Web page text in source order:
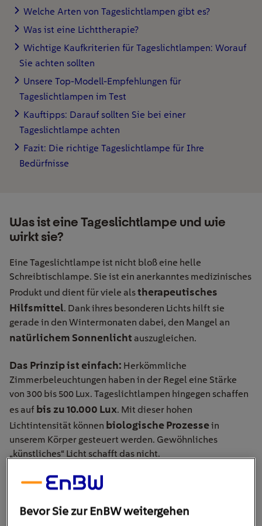
Welche Arten von Tageslichtlampen gibt es?
Was ist eine Lichttherapie?
Wichtige Kaufkriterien für Tageslichtlampen: Worauf
Sie achten sollten
Unsere Top-Modell-Empfehlungen für
Tageslichtlampen im Test
Kauftipps: Darauf sollten Sie bei einer
Tageslichtlampe achten
Fazit: Die richtige Tageslichtlampe für Ihre
Bedürfnisse
Was ist eine Tageslichtlampe und wie
wirkt sie?
Eine Tageslichtlampe ist nicht bloß eine helle
Schreibtischlampe. Sie ist ein anerkanntes medizinisches
Produkt und dient für viele alstherapeutisches
Hilfsmittel. Dank ihres besonderen Lichts hilft sie
gerade in den Wintermonaten dabei, den Mangel an
natürlichem Sonnenlicht auszugleichen.
Das Prinzip ist einfach: Herkömmliche
Zimmerbeleuchtungen haben in der Regel eine Stärke
von 300 bis 500 Lux. Tageslichtlampen hingegen schaffen
es auf bis zu 10.000 Lux. Mit dieser hohen
Lichtintensität können biologische Prozessein
unserem Körper gesteuert werden. Gewöhnliches
„künstliches“ Licht schafft das nicht.
Der biologische Effekt: Serotonin
und Melatonin
Bevor Sie zur EnBW weitergehen